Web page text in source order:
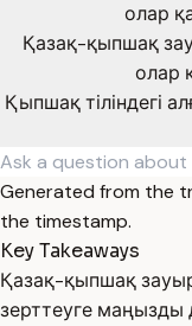
олар
Қазақ-қыпшақ
олар
Қыпшақ тіліндегі
Generated from the
the timestamp.
Key Takeaways
Қазақ-қыпшақ
зерттеуге маңызды